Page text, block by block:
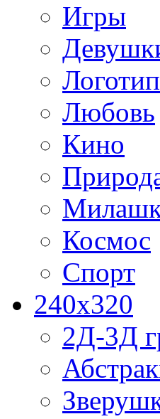
Игры
Любовь
Кино
Космос
Спорт
240x320
2Д-3Д